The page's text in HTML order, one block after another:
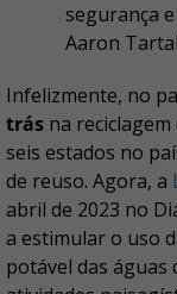
segurança
Aaron
Infelizmente, no
trás na
seis estados no
de reuso. Agora, a
abril de 2023 no
a estimular o uso
potável das águas